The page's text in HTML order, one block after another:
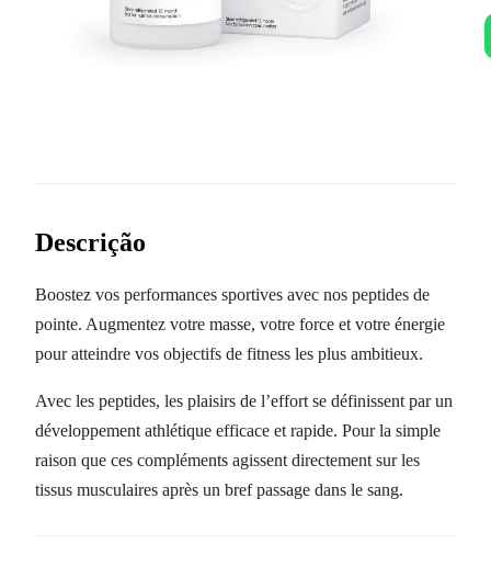
Descrição
Boostez vos performances sportives avec nos peptides de
pointe. Augmentez votre masse, votre force et votre énergie
pour atteindre vos objectifs de fitness les plus ambitieux.
Avec les peptides, les plaisirs de l’effort se définissent par un
développement athlétique efficace et rapide. Pour la simple
raison que ces compléments agissent directement sur les
tissus musculaires après un bref passage dans le sang.